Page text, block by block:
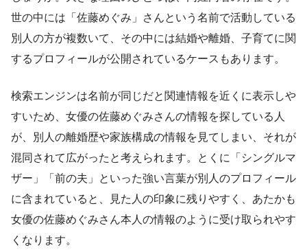
世の中には「佐藤めぐみ」さんという名前で活動している
別人の方が複数いて、その中には結婚や離婚、子育てに関
するプロフィールが公開されているケースもあります。
検索エンジンは名前が同じだと関連情報を近くに表示しや
すいため、女優の佐藤めぐみさんの情報を探している人
が、別人の離婚歴や家族構成の情報を見てしまい、それが
混同されて広がったと考えられます。とくに「シングルマ
ザー」「前の夫」といった強い言葉が別人のプロフィール
に含まれていると、見た人の印象に残りやすく、あたかも
女優の佐藤めぐみさん本人の情報のように受け取られやす
くなります。